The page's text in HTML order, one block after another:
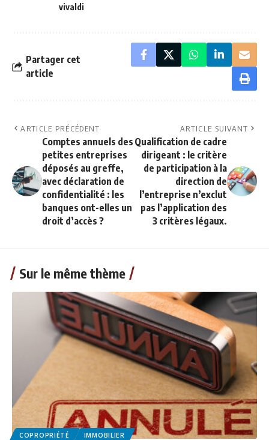
vivaldi
Partager cet
article
ARTICLE PRÉCÉDENT
Comptes annuels des
petites entreprises
déposés au greffe,
avec déclaration de
confidentialité : les
banques ont-elles un
droit d’accès ?
ARTICLE SUIVANT
Qualification de cadre
dirigeant : le critère
de participation à la
direction de
l’entreprise n’exclut
pas l’application des
3 critères légaux.
Sur le même thème
COPROPRIÉTÉ IMMOBILIER